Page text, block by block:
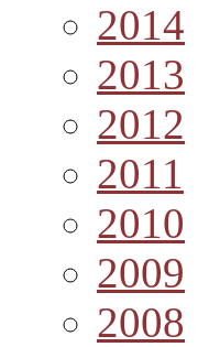
2014
2013
2012
2011
2010
2009
2008